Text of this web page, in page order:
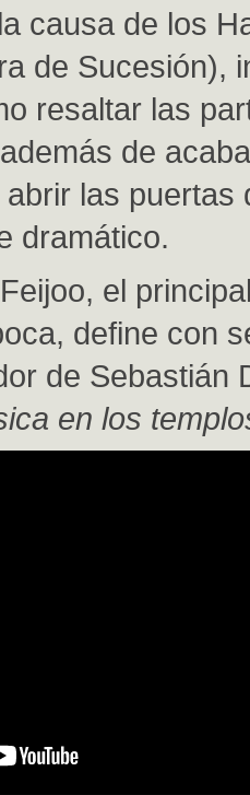
causa de los
de Sucesión),
resaltar las
de
las puertas
dramático.
el
define con
de Sebastián
en los